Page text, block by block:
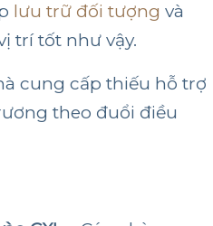
lưu trữ đối tượng và
trí tốt như vậy.
cung cấp thiếu hỗ trợ
theo đuổi điều